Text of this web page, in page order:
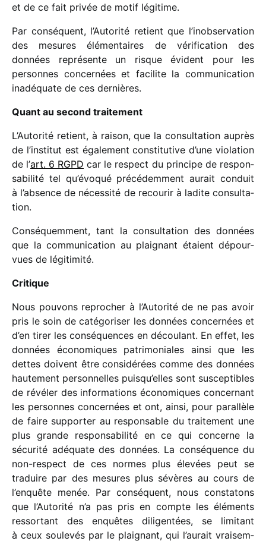
et de ce fait privée de motif légi­time.
Par consé­quent, l’Autorité retient que l’inobservation
des mesures élémen­taires de véri­fi­ca­tion des
données repré­sente un risque évident pour les
personnes concer­nées et faci­lite la commu­ni­ca­tion
inadé­quate de ces dernières.
Quant au second trai­te­ment
L’Autorité retient, à raison, que la consul­ta­tion auprès
de l’institut est égale­ment consti­tu­tive d’une viola­tion
de l’art. 6 RGPD car le respect du prin­cipe de respon­
sa­bi­lité tel qu’évoqué précé­dem­ment aurait conduit
à l’absence de néces­sité de recou­rir à ladite consul­ta­
tion.
Conséquemment, tant la consul­ta­tion des données
que la commu­ni­ca­tion au plai­gnant étaient dépour­
vues de légi­ti­mité.
Critique
Nous pouvons repro­cher à l’Autorité de ne pas avoir
pris le soin de caté­go­ri­ser les données concer­nées et
d’en tirer les consé­quences en décou­lant. En effet, les
données écono­miques patri­mo­niales ainsi que les
dettes doivent être consi­dé­rées comme des données
haute­ment person­nelles puisqu’elles sont suscep­tibles
de révé­ler des infor­ma­tions écono­miques concer­nant
les personnes concer­nées et ont, ainsi, pour paral­lèle
de faire suppor­ter au respon­sable du trai­te­ment une
plus grande respon­sa­bi­lité en ce qui concerne la
sécu­rité adéquate des données. La consé­quence du
non-respect de ces normes plus élevées peut se
traduire par des mesures plus sévères au cours de
l’enquête menée. Par consé­quent, nous consta­tons
que l’Autorité n’a pas pris en compte les éléments
ressor­tant des enquêtes dili­gen­tées, se limi­tant
à ceux soule­vés par le plai­gnant, qui l’aurait vrai­sem­